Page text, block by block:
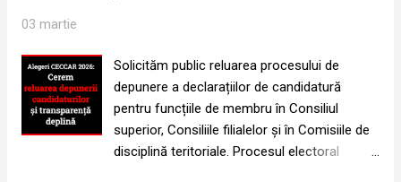
înainte de 2016 erau mediatizate în mod real,
au fost publicate pe site-urile filialelor târziu,
discret și cu numai 3 zile înainte de
termenul-limită. Membrii nu au fost informați
nici măcar asupra numărului de locuri
03 martie
Solicităm public reluarea procesului de
depunere a declarațiilor de candidatură
pentru funcțiile de membru în Consiliul
superior, Consiliile filialelor și în Comisiile de
disciplină teritoriale. Procesul electoral